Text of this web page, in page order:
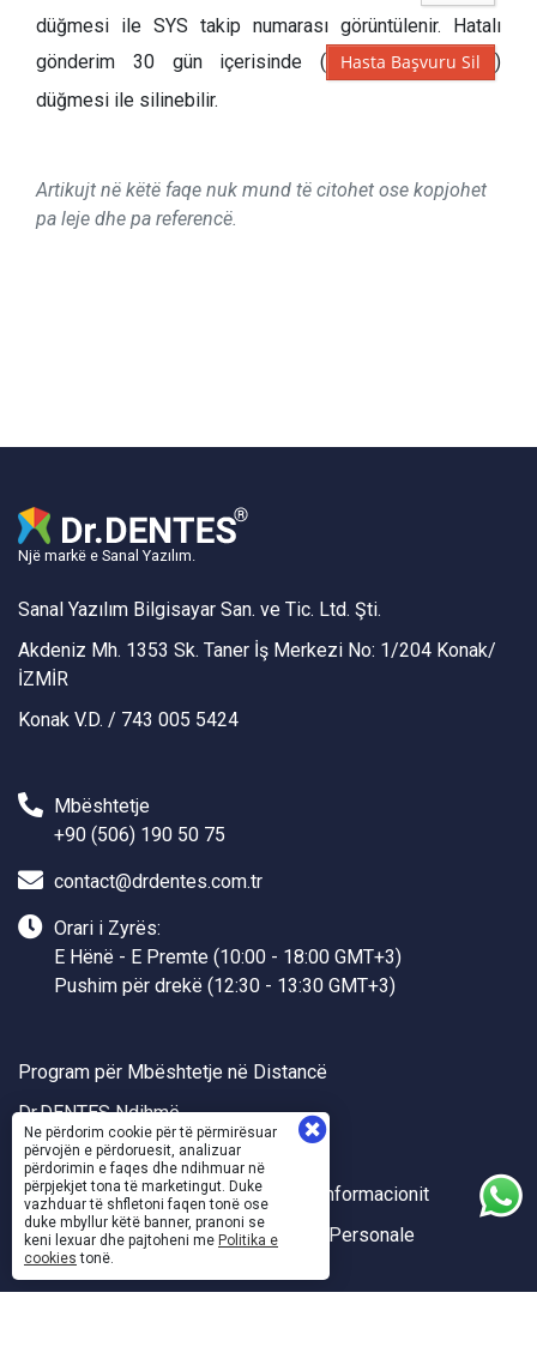
düğmesi ile SYS takip numarası görüntülenir. Hatalı
gönderim 30 gün içerisinde (
Hasta Başvuru Sil
)
düğmesi ile silinebilir.
Artikujt në këtë faqe nuk mund të citohet ose kopjohet
pa leje dhe pa referencë.
Një markë e Sanal Yazılım.
Sanal Yazılım Bilgisayar San. ve Tic. Ltd. Şti.
Akdeniz Mh. 1353 Sk. Taner İş Merkezi No: 1/204 Konak/
İZMİR
Konak V.D. / 743 005 5424
Mbështetje
+90 (506) 190 50 75
contact@drdentes.com.tr
Orari i Zyrës:
E Hënë - E Premte (10:00 - 18:00 GMT+3)
Pushim për drekë (12:30 - 13:30 GMT+3)
Program për Mbështetje në Distancë
Dr.DENTES Ndihmë
Dr.DENTES API
Politikat e Cilësisë dhe Sigurisë së Informacionit
Përdorimi dhe Mbrojtja e të Dhënave Personale
Ne përdorim cookie për të përmirësuar
përvojën e përdoruesit, analizuar
përdorimin e faqes dhe ndihmuar në
përpjekjet tona të marketingut. Duke
vazhduar të shfletoni faqen tonë ose
duke mbyllur këtë banner, pranoni se
keni lexuar dhe pajtoheni me Politika e
cookies tonë.